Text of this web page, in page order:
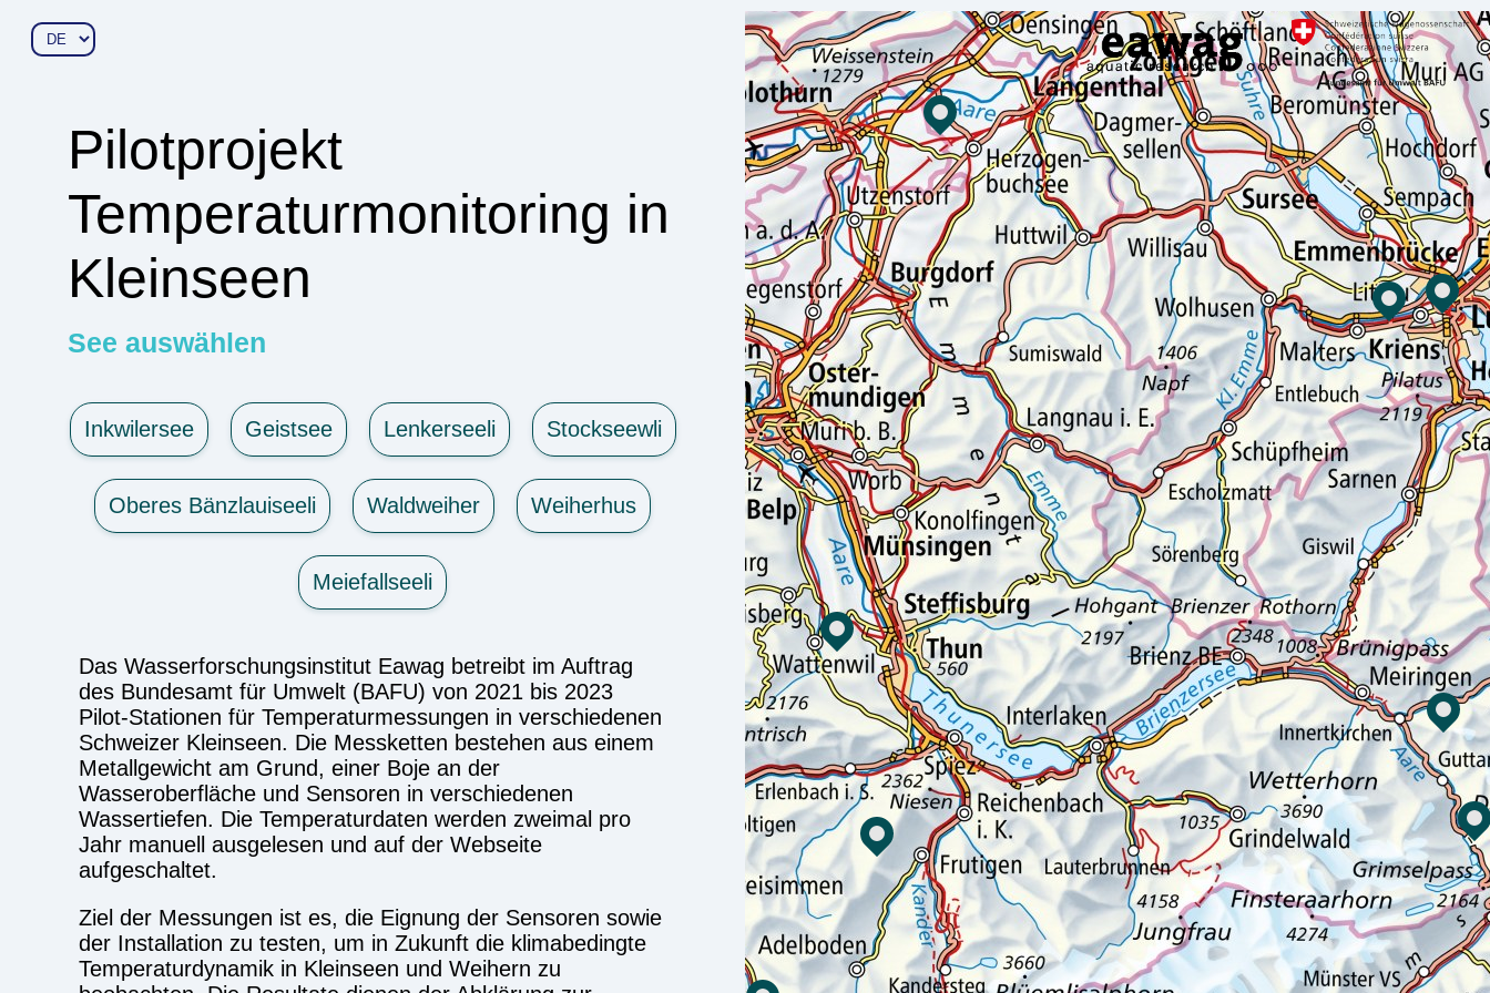
Pilotprojekt
Temperaturmonitoring in
Kleinseen
See auswählen
Inkwilersee Geistsee Lenkerseeli Stockseewli
Oberes Bänzlauiseeli Waldweiher Weiherhus
Meiefallseeli
Das Wasserforschungsinstitut Eawag betreibt im Auftrag
des Bundesamt für Umwelt (BAFU) von 2021 bis 2023
Pilot-Stationen für Temperaturmessungen in verschiedenen
Schweizer Kleinseen. Die Messketten bestehen aus einem
Metallgewicht am Grund, einer Boje an der
Wasseroberfläche und Sensoren in verschiedenen
Wassertiefen. Die Temperaturdaten werden zweimal pro
Jahr manuell ausgelesen und auf der Webseite
aufgeschaltet.
Ziel der Messungen ist es, die Eignung der Sensoren sowie
der Installation zu testen, um in Zukunft die klimabedingte
Temperaturdynamik in Kleinseen und Weihern zu